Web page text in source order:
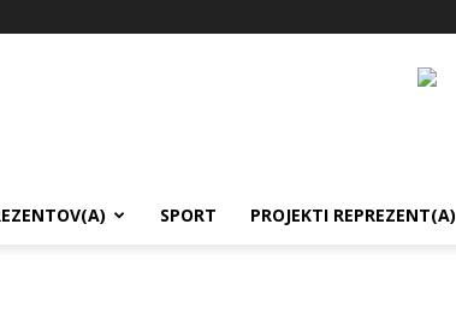
SPORT PROJEKTI REPREZENT(A)